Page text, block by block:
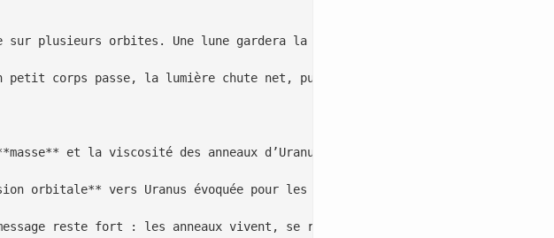
plusieurs orbites. Une lune gardera la même phase par rapport à
corps passe, la lumière chute net, puis remonte. Des réseaux
et la viscosité des anneaux d’Uranus. Les modèles de bergers
orbitale** vers Uranus évoquée pour les années 2030. Connaître la
reste fort : les anneaux vivent, se refont et se dissipent.